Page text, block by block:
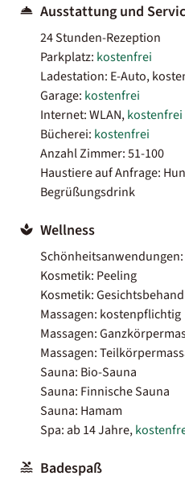
Ausstattung und
24 Stunden-Rezeption
Parkplatz: kostenfrei
Ladestation: E-Auto,
Garage: kostenfrei
Internet: WLAN,kostenfrei
Bücherei: kostenfrei
Anzahl Zimmer: 51-100
Haustiere auf Anfrage:
Begrüßungsdrink
Wellness
Kosmetik: Peeling
Kosmetik:
Massagen: kostenpflichtig
Massagen:
Massagen:
Sauna: Bio-Sauna
Sauna: Finnische Sauna
Sauna: Hamam
Spa: ab 14 Jahre,
Badespaß